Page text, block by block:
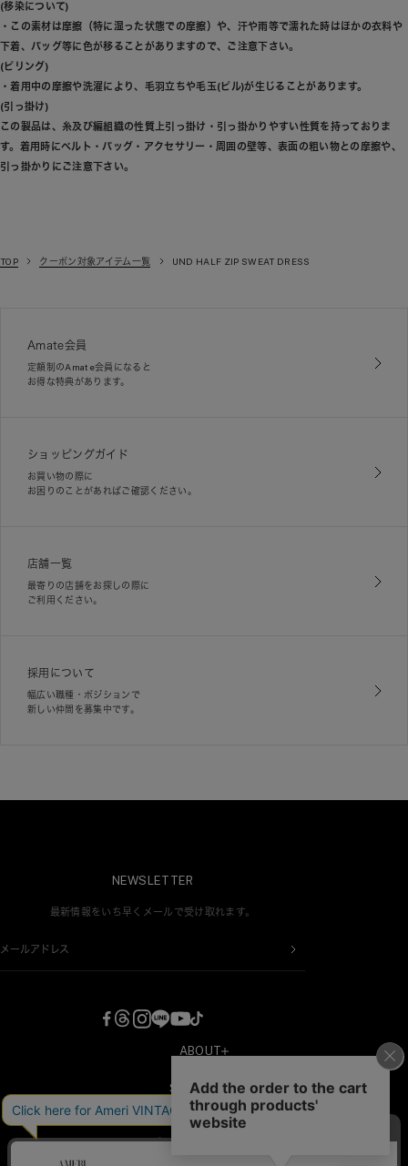
(移染について)
・この素材は摩擦（特に湿った状態での摩擦）や、汗や雨等で濡れた時はほかの衣料や
下着、バッグ等に色が移ることがありますので、ご注意下さい。
(ピリング)
・着用中の摩擦や洗濯により、毛羽立ちや毛玉(ピル)が生じることがあります。
(引っ掛け)
この製品は、糸及び編組織の性質上引っ掛け・引っ掛かりやすい性質を持っておりま
す。着用時にベルト・バッグ・アクセサリー・周囲の壁等、表面の粗い物との摩擦や、
引っ掛かりにご注意下さい。
TOP クーポン対象アイテム一覧 UND HALF ZIP SWEAT DRESS
Amate会員
定額制のAmate会員になると
お得な特典があります。
ショッピングガイド
お買い物の際に
お困りのことがあればご確認ください。
店舗一覧
最寄りの店舗をお探しの際に
ご利用ください。
採用について
幅広い職種・ポジションで
新しい仲間を募集中です。
NEWSLETTER
最新情報をいち早くメールで受け取れます。
メールアドレス
ABOUT
COMPANY
RECRUIT
SHOPPING
新規会員登録
プライバシーポリシー